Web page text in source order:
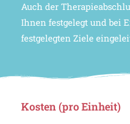
Auch der
Ihnen festgelegt und bei
festgelegten Ziele
Kosten (pro Einheit)